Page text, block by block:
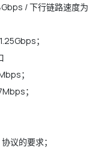
/ 下行链路速度为
；
；
；
议的要求；